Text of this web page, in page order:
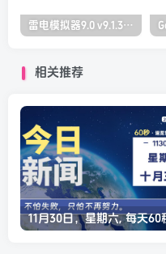
雷电模拟器9.0 v9.1.30.0 去广告纯净版
相关推荐